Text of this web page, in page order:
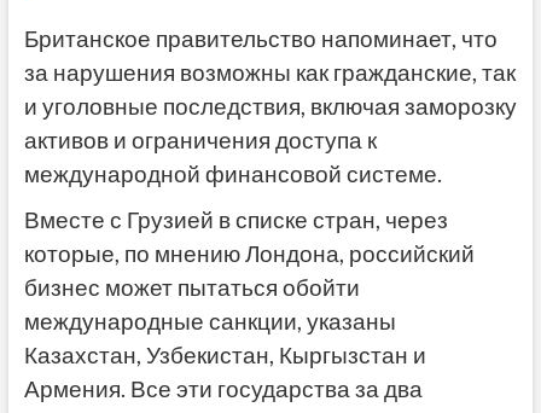
Британское правительство напоминает, что
за нарушения возможны как гражданские, так
и уголовные последствия, включая заморозку
активов и ограничения доступа к
международной финансовой системе.
Вместе с Грузией в списке стран, через
которые, по мнению Лондона, российский
бизнес может пытаться обойти
международные санкции, указаны
Казахстан, Узбекистан, Кыргызстан и
Армения. Все эти государства за два